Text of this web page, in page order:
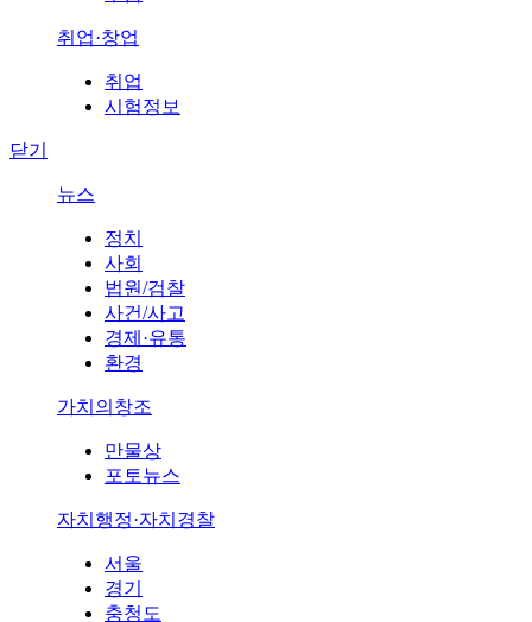
취업·창업
취업
시험정보
닫기
뉴스
정치
사회
법원/검찰
사건/사고
경제·유통
환경
가치의창조
만물상
포토뉴스
자치행정·자치경찰
서울
경기
충청도